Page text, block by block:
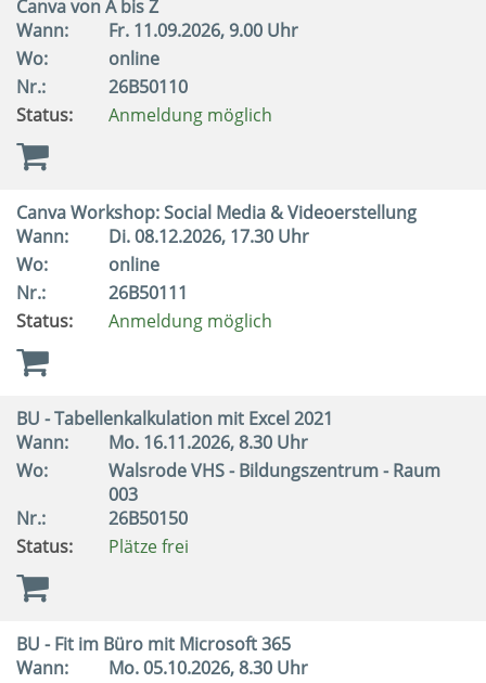
Canva von A bis Z
Wann:
Fr. 11.09.2026, 9.00 Uhr
Wo:
online
Nr.:
26B50110
Status:
Anmeldung möglich
Canva Workshop: Social Media & Videoerstellung
Wann:
Di.08.12.2026, 17.30 Uhr
Wo:
online
Nr.:
26B50111
Status:
Anmeldung möglich
BU - Tabellenkalkulation mit Excel 2021
Wann:
Mo. 16.11.2026, 8.30 Uhr
Wo:
Walsrode VHS - Bildungszentrum - Raum
003
Nr.:
26B50150
Status:
Plätze frei
BU - Fit im Büro mit Microsoft 365
Wann:
Mo.05.10.2026, 8.30 Uhr